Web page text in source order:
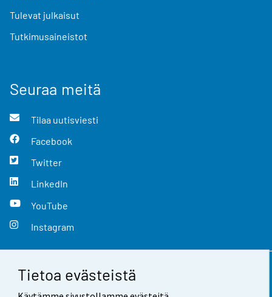
Tietoa evästeistä
Tulevat julkaisut
Tutkimusaineistot
Seuraa meitä
Tilaa uutisviesti
Facebook
Twitter
LinkedIn
YouTube
Instagram
Yhteystiedot